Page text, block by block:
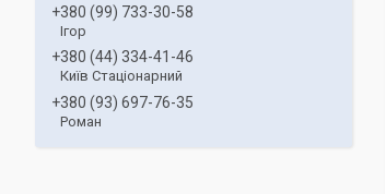
+380 (99) 733-30-58
Ігор
+380 (44) 334-41-46
Київ Стаціонарний
+380 (93) 697-76-35
Роман